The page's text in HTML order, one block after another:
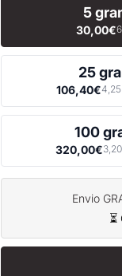
5
30,00€
25
106,40€
100
320,00€
Envio